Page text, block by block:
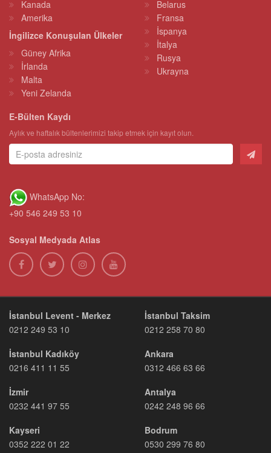
Kanada
Amerika
İngilizce Konuşulan Ülkeler
Güney Afrika
İrlanda
Malta
Yeni Zelanda
Belarus
Fransa
İspanya
İtalya
Rusya
Ukrayna
E-Bülten Kaydı
Aylık ve haftalık bültenlerimizi takip etmek için kayıt olun.
WhatsApp No:
+90 546 249 53 10
Sosyal Medyada Atlas
İstanbul Levent - Merkez
0212 249 53 10
İstanbul Taksim
0212 258 70 80
İstanbul Kadıköy
0216 411 11 55
Ankara
0312 466 63 66
İzmir
0232 441 97 55
Antalya
0242 248 96 66
Kayseri
0352 222 01 22
Bodrum
0530 299 76 80